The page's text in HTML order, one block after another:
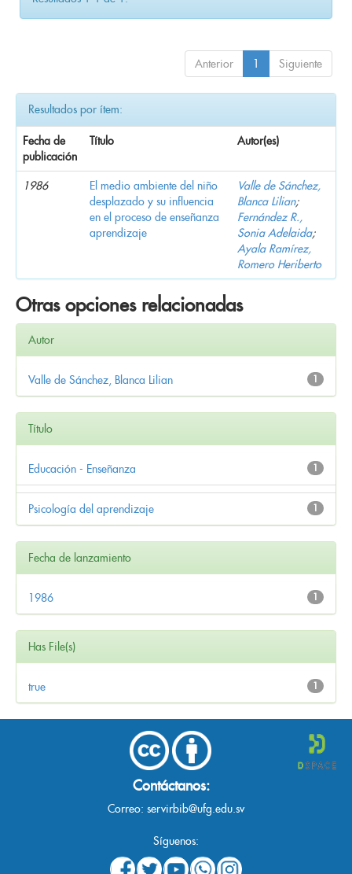
Anterior 1 Siguiente
Resultados por ítem:
Fecha de
publicación
Título Autor(es)
1986
El medio ambiente del niño
desplazado y su influencia
en el proceso de enseñanza
aprendizaje
Valle de Sánchez,
Blanca Lilian;
Fernández R.,
Sonia Adelaida;
Ayala Ramírez,
Romero Heriberto
Otras opciones relacionadas
Autor
1
Valle de Sánchez, Blanca Lilian
Título
1
Educación - Enseñanza
1
Psicología del aprendizaje
Fecha de lanzamiento
1
1986
Has File(s)
1
true
Contáctanos:
Correo: servirbib@ufg.edu.sv
Síguenos: